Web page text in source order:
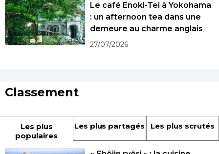
Le café Enoki-Tei à Yokohama
: un afternoon tea dans une
demeure au charme anglais
27/07/2026
Classement
Les plus
populaires
Les plus partagés Les plus scrutés